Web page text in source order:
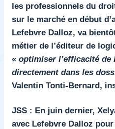
les professionnels du
sur le marché en début
Lefebvre Dalloz, va
métier de l’éditeur de
« optimiser l’efficacité de
directement dans les
Valentin Tonti-Bernard,
JSS : En juin dernier,
avec Lefebvre Dalloz